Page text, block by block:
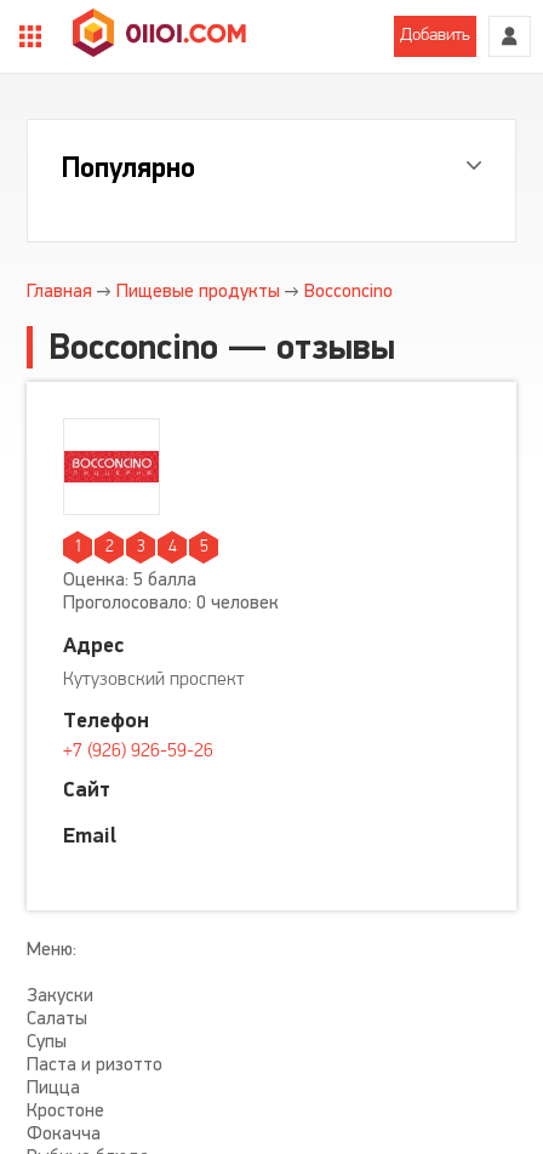
Добавить
Популярно
Главная Пищевые продукты Bocconcino
Bocconcino — отзывы
1 2 3 4 5
Оценка: 5 балла
Проголосовало: 0 человек
Адрес
Кутузовский проспект
Телефон
+7 (926) 926-59-26
Сайт
Email
Меню:
Закуски
Салаты
Супы
Паста и ризотто
Пицца
Кростоне
Фокачча